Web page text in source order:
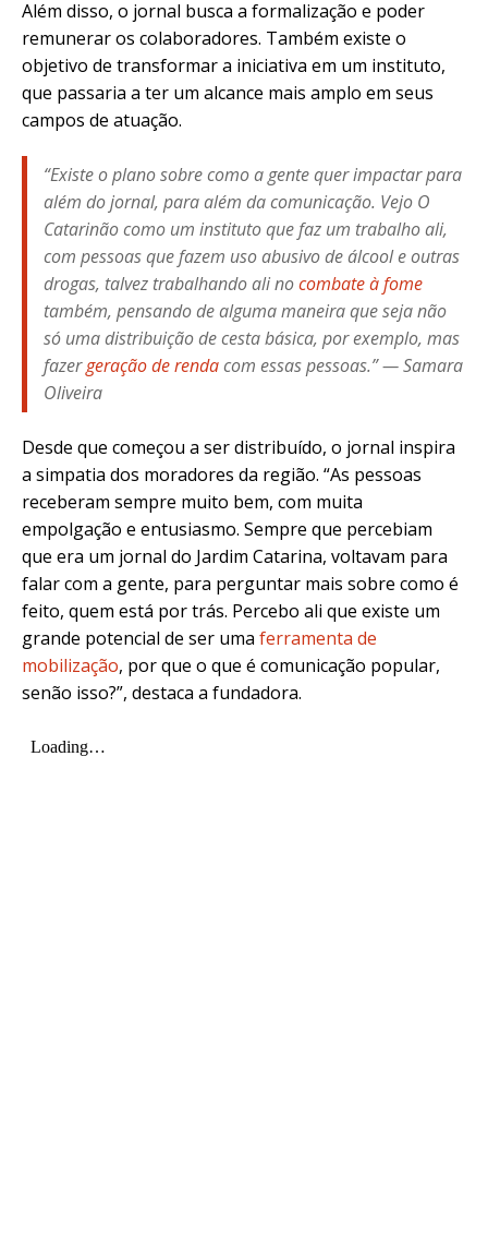
Além disso, o jornal busca a formalização e poder
remunerar os colaboradores. Também existe o
objetivo de transformar a iniciativa em um instituto,
que passaria a ter um alcance mais amplo em seus
campos de atuação.
“Existe o plano sobre como a gente quer impactar para
além do jornal, para além da comunicação. Vejo O
Catarinãocomo um instituto que faz um trabalho ali,
com pessoas que fazem uso abusivo de álcool e outras
drogas, talvez trabalhando ali nocombate à fome
também, pensando de alguma maneira que seja não
só uma distribuição de cesta básica, por exemplo, mas
fazergeração de rendacom essas pessoas.” — Samara
Oliveira
Desde que começou a ser distribuído, o jornal inspira
a simpatia dos moradores da região. “As pessoas
receberam sempre muito bem, com muita
empolgação e entusiasmo. Sempre que percebiam
que era um jornal do Jardim Catarina, voltavam para
falar com a gente, para perguntar mais sobre como é
feito, quem está por trás. Percebo ali que existe um
grande potencial de ser uma ferramenta de
mobilização, por que o que é comunicação popular,
senão isso?”, destaca a fundadora.